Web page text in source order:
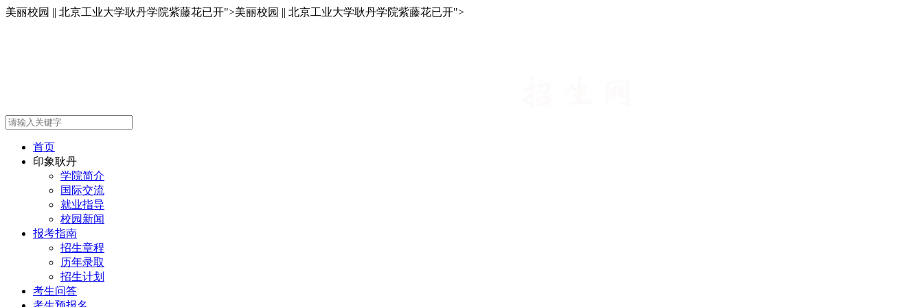
美丽校园 || 北京工业大学耿丹学院紫藤花已开">美丽校园 || 北京工业大学耿丹学院紫藤花已开">
首页
印象耿丹
学院简介
国际交流
就业指导
校园新闻
报考指南
招生章程
历年录取
招生计划
考生问答